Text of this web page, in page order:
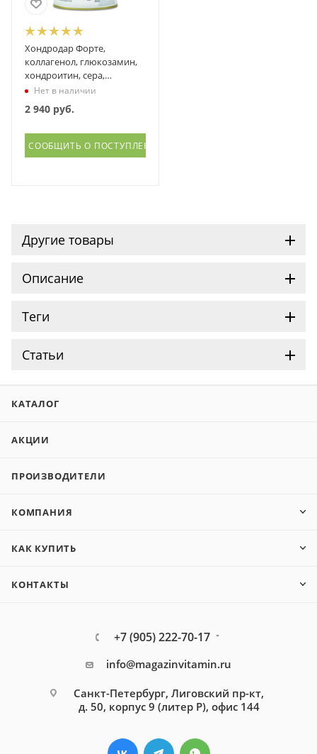
Хондродар Форте,
коллагенол, глюкозамин,
хондроитин, сера,
бромелайн, босвеллия и
др., 500 грамм
Нет в наличии
2 940 руб.
СООБЩИТЬ О ПОСТУПЛЕНИИ
Другие товары
Описание
Теги
Статьи
КАТАЛОГ
АКЦИИ
ПРОИЗВОДИТЕЛИ
КОМПАНИЯ
КАК КУПИТЬ
КОНТАКТЫ
+7 (905) 222-70-17
info@magazinvitamin.ru
Санкт-Петербург, Лиговский пр-кт,
д. 50, корпус 9 (литер Р), офис 144